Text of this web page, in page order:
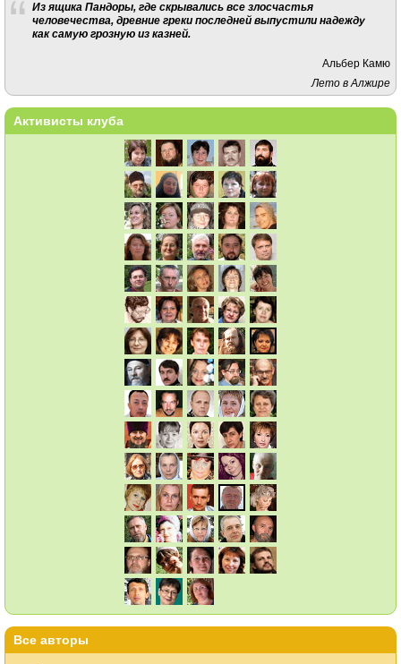
Из ящика Пандоры, где скрывались все злосчастья
человечества, древние греки последней выпустили надежду
как самую грозную из казней.
Альбер Камю
Лето в Алжире
Активисты клуба
Все авторы